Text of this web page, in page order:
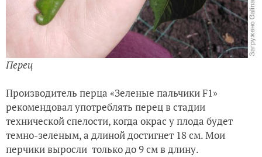
Перец
Производитель перца «Зеленые пальчики F1»
рекомендовал употреблять перец в стадии
технической спелости, когда окрас у плода будет
темно-зеленым, а длиной достигнет 18 см. Мои
перчики выросли только до 9 см в длину.